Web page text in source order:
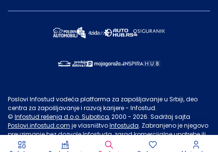
Poslovi Infostud vodeća platforma za zapošljavanje u Srbiji, deo
centra za zapošljavanje i razvoj karijere - Infostud.
© Infostud rešenja d.o.o. Subotica, 2000 - 2026. Sadržaj sajta
Poslovi.infostud.com je vlasništvoInfostuda. Zabranjeno je njegovo
preuzimanje bez dozvoleInfostuda, zarad komercijalne upotrebe ili
u druge svrhe, osim za lične potrebe posetilaca sajta.